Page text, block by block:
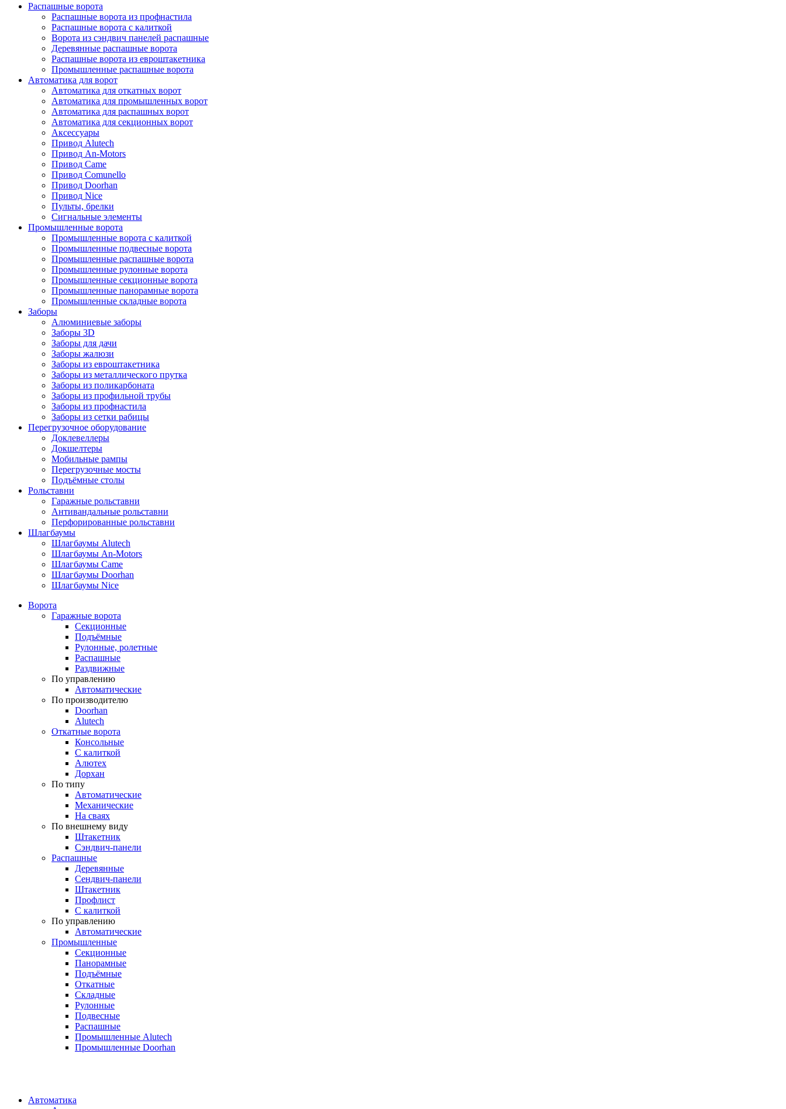
Распашные ворота
Распашные ворота из профнастила
Распашные ворота с калиткой
Ворота из сэндвич панелей распашные
Деревянные распашные ворота
Распашные ворота из евроштакетника
Промышленные распашные ворота
Автоматика для ворот
Автоматика для откатных ворот
Автоматика для промышленных ворот
Автоматика для распашных ворот
Автоматика для секционных ворот
Аксессуары
Привод Alutech
Привод An-Motors
Привод Came
Привод Comunello
Привод Doorhan
Привод Nice
Пульты, брелки
Сигнальные элементы
Промышленные ворота
Промышленные ворота с калиткой
Промышленные подвесные ворота
Промышленные распашные ворота
Промышленные рулонные ворота
Промышленные секционные ворота
Промышленные панорамные ворота
Промышленные складные ворота
Заборы
Алюминиевые заборы
Заборы 3D
Заборы для дачи
Заборы жалюзи
Заборы из евроштакетника
Заборы из металлического прутка
Заборы из поликарбоната
Заборы из профильной трубы
Заборы из профнастила
Заборы из сетки рабицы
Перегрузочное оборудование
Доклевеллеры
Докшелтеры
Мобильные рампы
Перегрузочные мосты
Подъёмные столы
Рольставни
Гаражные рольставни
Антивандальные рольставни
Перфорированные рольставни
Шлагбаумы
Шлагбаумы Alutech
Шлагбаумы An-Motors
Шлагбаумы Came
Шлагбаумы Doorhan
Шлагбаумы Nice
Ворота
Гаражные ворота
Секционные
Подъёмные
Рулонные, ролетные
Распашные
Раздвижные
По управлению
Автоматические
По производителю
Doorhan
Alutech
Откатные ворота
Консольные
С калиткой
Алютех
Дорхан
По типу
Автоматические
Механические
На сваях
По внешнему виду
Штакетник
Сэндвич-панели
Распашные
Деревянные
Сендвич-панели
Штакетник
Профлист
С калиткой
По управлению
Автоматические
Промышленные
Секционные
Панорамные
Подъёмные
Откатные
Складные
Рулонные
Подвесные
Распашные
Промышленные Alutech
Промышленные Doorhan
Автоматика